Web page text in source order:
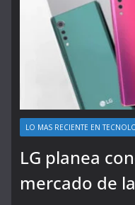
LO MAS RECIENTE EN
LG planea
mercado de